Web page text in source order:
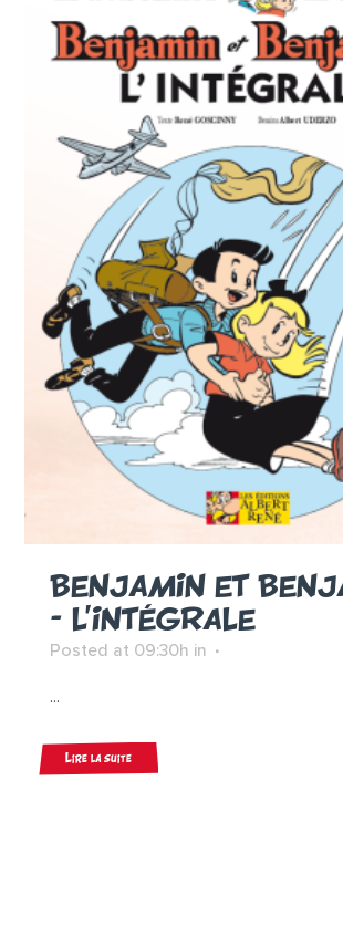
BENJAMIN ET
– L’INTÉGRALE
Posted at 09:30h in
...
Lire la suite